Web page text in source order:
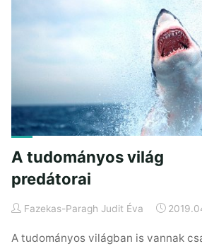
A tudományos világ
predátorai
Fazekas-Paragh Judit Éva
A tudományos világban is vannak